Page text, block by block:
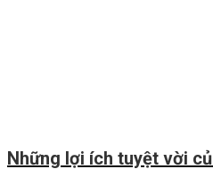
Những lợi ích tuyệt vời